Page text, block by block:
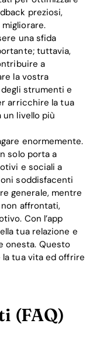
preziosi,
una sfida
tuttavia,
a
la vostra
strumenti e
arricchire la tua
livello più
enormemente.
solo porta a
e sociali a
soddisfacenti
generale, mentre
affrontati,
Con l’app
tua relazione e
onesta. Questo
tua vita ed offrire
(FAQ)